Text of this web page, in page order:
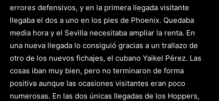
errores defensivos, y en la primera llegada visitante
llegaba el dos a uno en los pies de Phoenix. Quedaba
media hora y el Sevilla necesitaba ampliar la renta. En
una nueva llegada lo consiguió gracias a un trallazo de
otro de los nuevos fichajes, el cubano Yaikel Pérez. Las
cosas iban muy bien, pero no terminaron de forma
positiva aunque las ocasiones visitantes eran poco
numerosas. En las dos únicas llegadas de los Hoppers,